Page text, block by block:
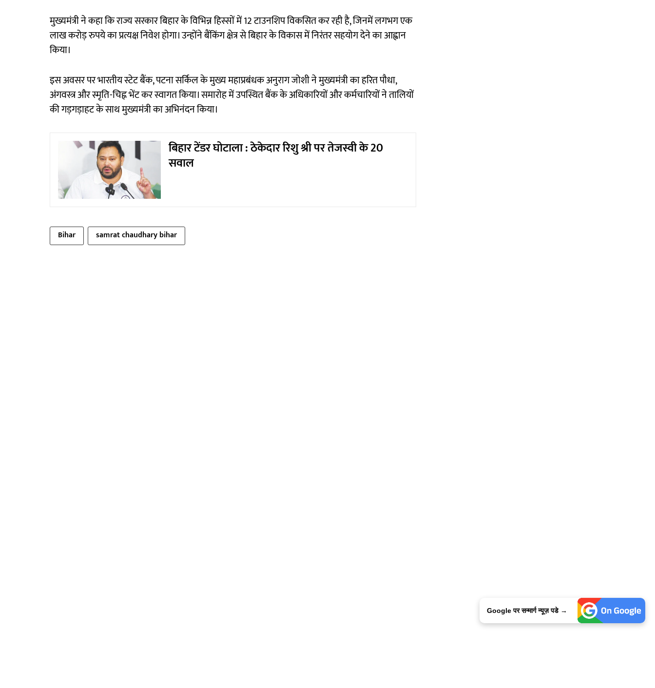
मुख्यमंत्री ने कहा कि राज्य सरकार बिहार के विभिन्न हिस्सों में 12 टाउनशिप विकसित कर रही है, जिनमें लगभग एक
लाख करोड़ रुपये का प्रत्यक्ष निवेश होगा। उन्होंने बैंकिंग क्षेत्र से बिहार के विकास में निरंतर सहयोग देने का आह्वान
किया।
इस अवसर पर भारतीय स्टेट बैंक, पटना सर्किल के मुख्य महाप्रबंधक अनुराग जोशी ने मुख्यमंत्री का हरित पौधा,
अंगवस्त्र और स्मृति-चिह्न भेंट कर स्वागत किया। समारोह में उपस्थित बैंक के अधिकारियों और कर्मचारियों ने तालियों
की गड़गड़ाहट के साथ मुख्यमंत्री का अभिनंदन किया।
बिहार टेंडर घोटाला : ठेकेदार रिशु श्री पर तेजस्वी के 20
सवाल
Bihar samrat chaudhary bihar
Google पर सन्मार्ग न्यूज़ पडे →